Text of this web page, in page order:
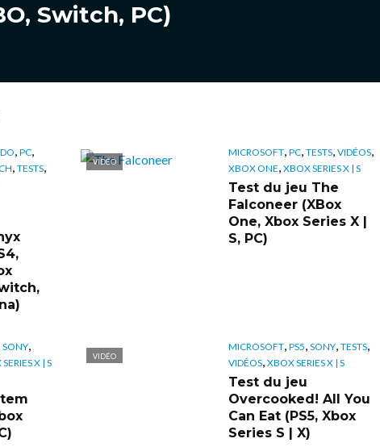
Switch, PC)
, PC,
, TESTS, VIDÉO
MICROSOFT, PC, TESTS, VIDÉOS,
XBOX ONE, XBOX SERIES X | S
Test du jeu The
Falconeer (XBox
One, Xbox Series X |
S, PC)
SONY,
X | S
VIDÉO
MICROSOFT, PS5, SONY, TESTS,
VIDÉOS XBOX SERIES X | S
Test du jeu
Overcooked! All You
Can Eat (PS5, Xbox
Series S | X)